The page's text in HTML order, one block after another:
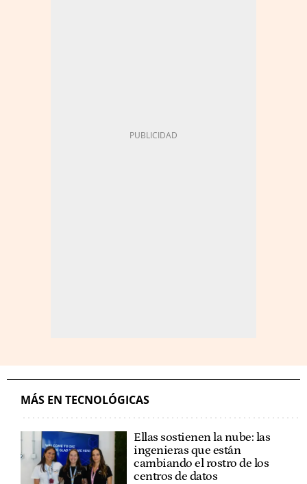
MÁS EN TECNOLÓGICAS
Ellas sostienen la nube: las
ingenieras que están
cambiando el rostro de los
centros de datos